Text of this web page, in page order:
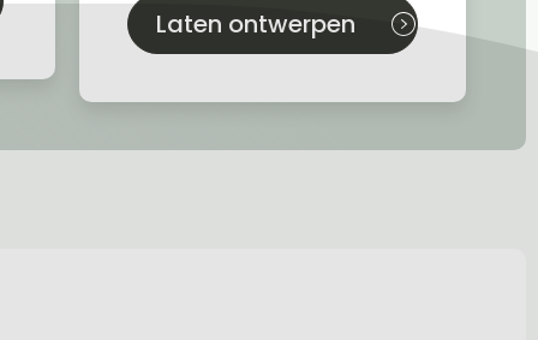
Laten ontwerpen